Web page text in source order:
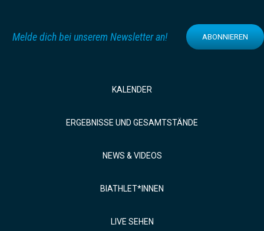
Melde dich bei unserem Newsletter an! ABONNIEREN
KALENDER
ERGEBNISSE UND GESAMTSTÄNDE
NEWS & VIDEOS
BIATHLET*INNEN
LIVE SEHEN